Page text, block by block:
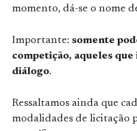
momento, dá-se o nome
Importante: somente
competição, aqueles
diálogo.
Ressaltamos ainda que
modalidades de licitação